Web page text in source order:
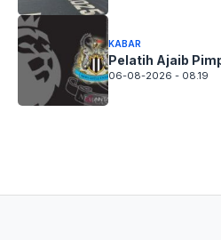
KABAR
Pelatih Ajaib
06-08-2026 - 08.19